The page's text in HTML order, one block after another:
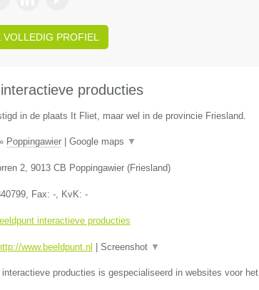
VOLLEDIG PROFIEL
producties
in de plaats It Fliet, maar wel in de provincie Friesland.
Poppingawier| Google maps ▼
2, 9013 CB Poppingawier(Friesland)
, Fax: -, KvK: -
interactieve producties
www.beeldpunt.nl Screenshot ▼
interactieve producties is gespecialiseerd in websites voor het